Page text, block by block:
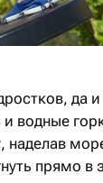
да и
водные
наделав
прямо в